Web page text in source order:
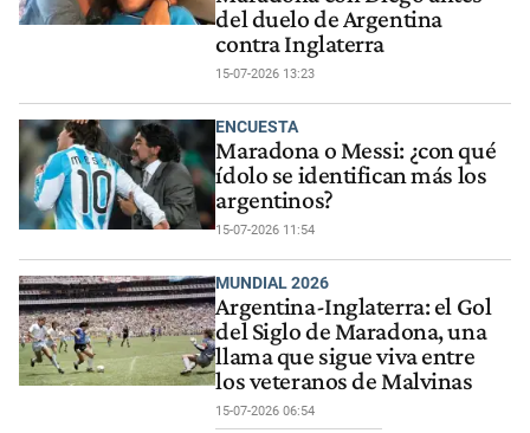
del duelo de Argentina
contra Inglaterra
15-07-2026 13:23
ENCUESTA
Maradona o Messi: ¿con qué
ídolo se identifican más los
argentinos?
15-07-2026 11:54
MUNDIAL 2026
Argentina-Inglaterra: el Gol
del Siglo de Maradona, una
llama que sigue viva entre
los veteranos de Malvinas
15-07-2026 06:54